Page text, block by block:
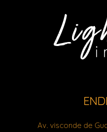
Av. visconde de